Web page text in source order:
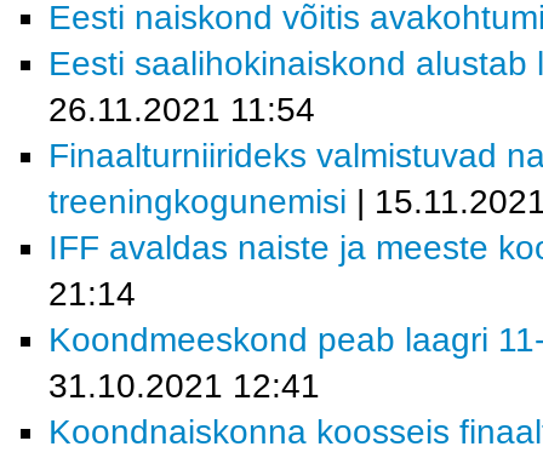
Eesti naiskond võitis
Eesti saalihokinaiskond
26.11.2021 11:54
Finaalturniirideks valmistuvad
treeningkogunemisi |
IFF avaldas naiste ja meeste
21:14
Koondmeeskond peab laagri
31.10.2021 12:41
Koondnaiskonna koosseis